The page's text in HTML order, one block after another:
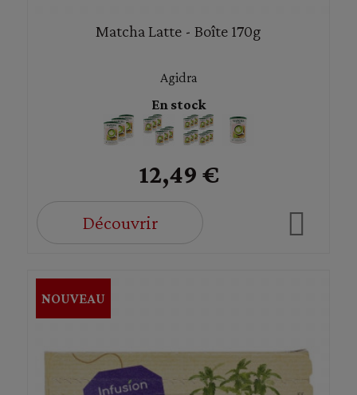
Matcha Latte - Boîte 170g
Agidra
En stock
12,49 €
Découvrir
NOUVEAU